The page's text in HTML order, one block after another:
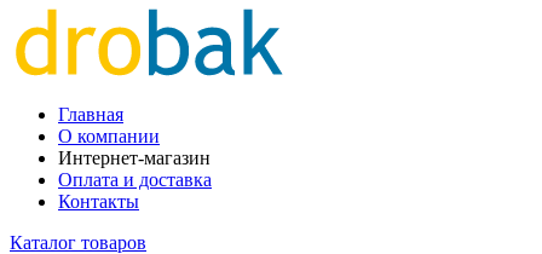
Главная
О компании
Интернет-магазин
Оплата и доставка
Контакты
Каталог товаров